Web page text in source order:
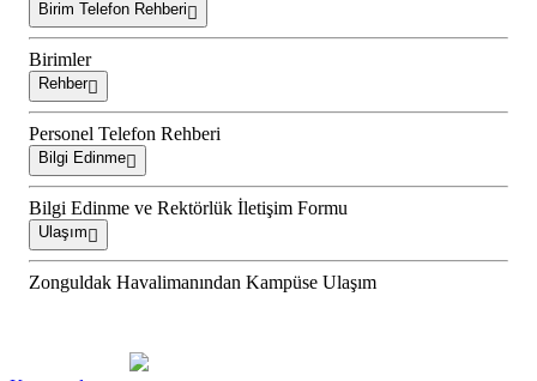
Birim Telefon Rehberi
Birimler
Rehber
Personel Telefon Rehberi
Bilgi Edinme
Bilgi Edinme ve Rektörlük İletişim Formu
Ulaşım
Zonguldak Havalimanından Kampüse Ulaşım